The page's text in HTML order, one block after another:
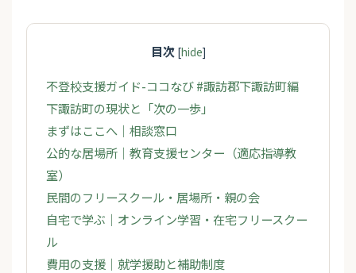
目次 [hide]
不登校支援ガイド-ココなび #諏訪郡下諏訪町編
下諏訪町の現状と「次の一歩」
まずはここへ｜相談窓口
公的な居場所｜教育支援センター（適応指導教
室）
民間のフリースクール・居場所・親の会
自宅で学ぶ｜オンライン学習・在宅フリースクー
ル
費用の支援｜就学援助と補助制度